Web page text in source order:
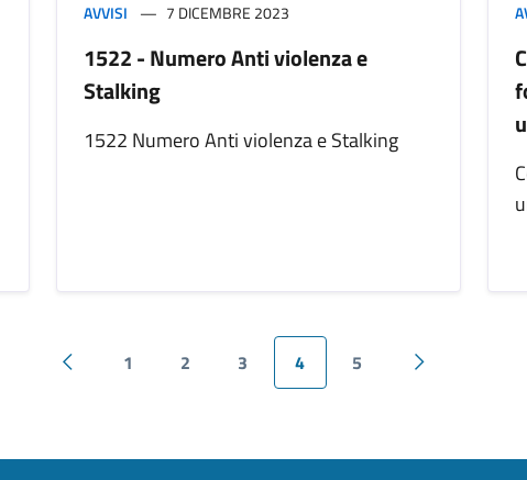
AVVISI 7 DICEMBRE 2023
1522 - Numero Anti violenza e
Stalking
1522 Numero Anti violenza e Stalking
Pagina precedente
1 2 3 4 5
Pagina